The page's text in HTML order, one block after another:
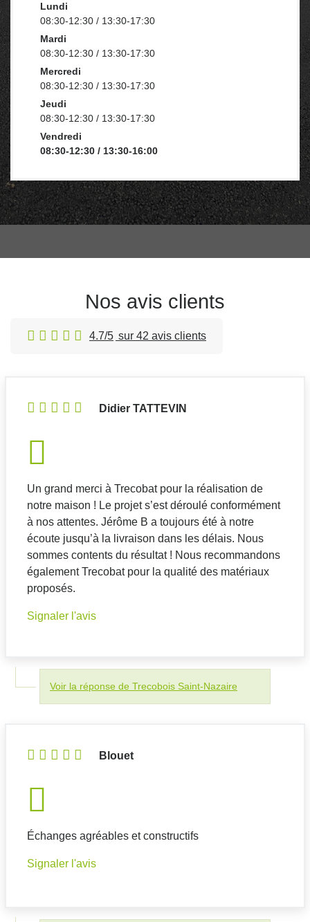
Lundi
08:30-12:30 / 13:30-17:30
Mardi
08:30-12:30 / 13:30-17:30
Mercredi
08:30-12:30 / 13:30-17:30
Jeudi
08:30-12:30 / 13:30-17:30
Vendredi
08:30-12:30 / 13:30-16:00
Nos avis clients
4.7/5 sur 42 avis clients
Didier TATTEVIN
Un grand merci à Trecobat pour la réalisation de
notre maison ! Le projet s’est déroulé conformément
à nos attentes. Jérôme B a toujours été à notre
écoute jusqu’à la livraison dans les délais. Nous
sommes contents du résultat ! Nous recommandons
également Trecobat pour la qualité des matériaux
proposés.
Signaler l'avis
Voir la réponse de Trecobois Saint-Nazaire
Blouet
Échanges agréables et constructifs
Signaler l'avis